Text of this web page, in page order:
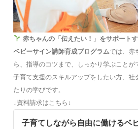
赤ちゃんの「伝えたい！」をサポート
ベビーサイン講師育成プログラムでは、赤
ら、指導のコツまで、しっかり学ぶことが
子育て支援のスキルアップをしたい方、社
たりの学びです。
↓資料請求はこちら↓
子育てしながら自由に働けるベ